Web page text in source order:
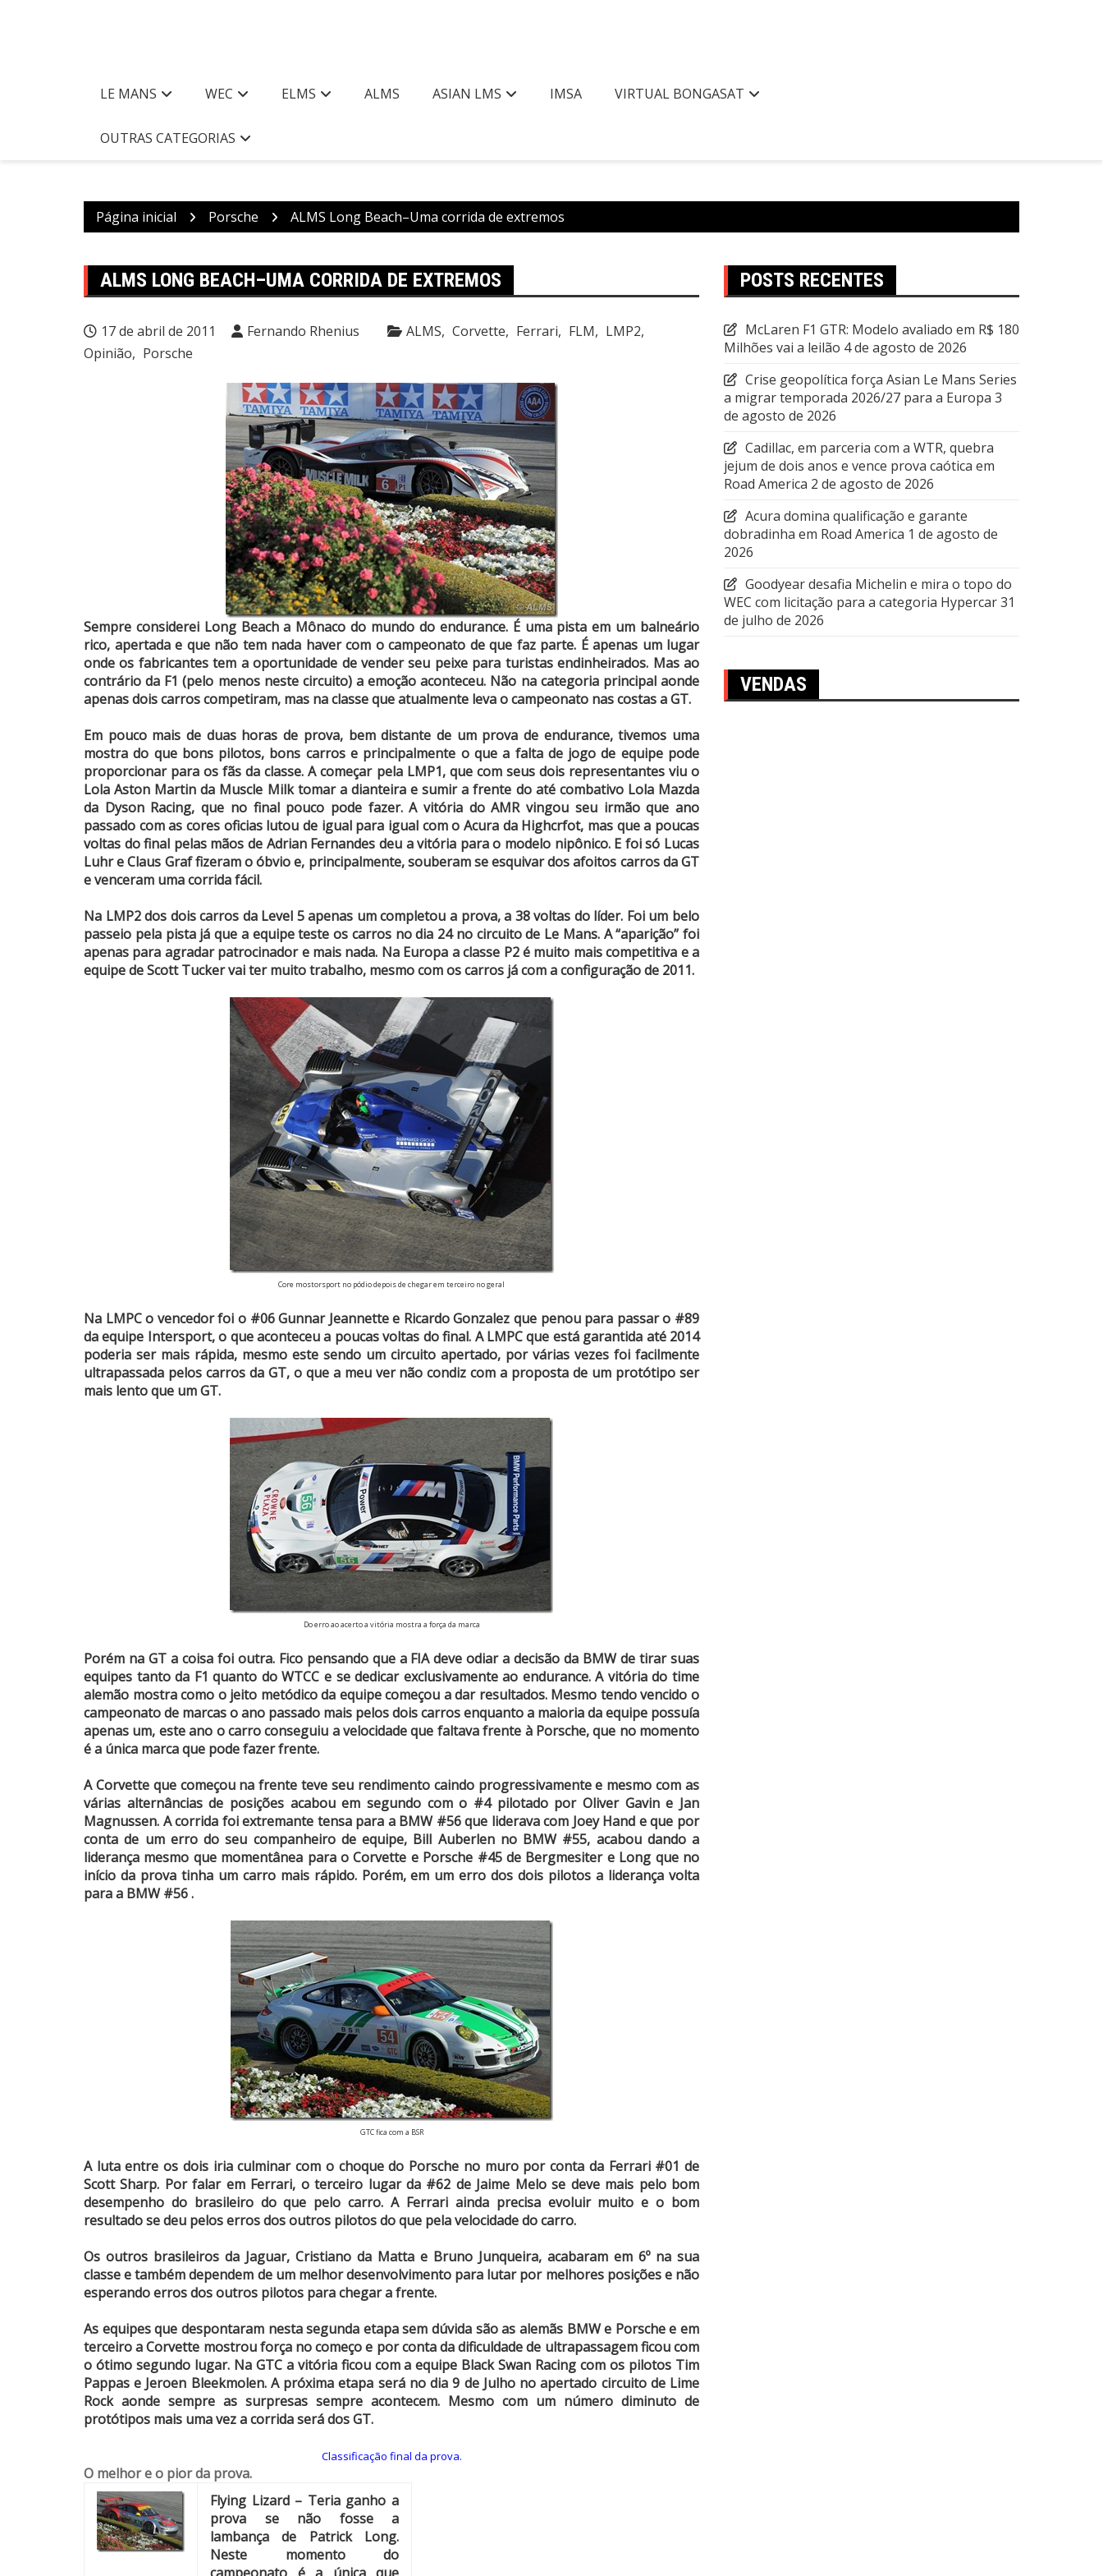
LE MANS WEC ELMS ALMS ASIAN LMS IMSA VIRTUAL BONGASAT
OUTRAS CATEGORIAS
Página inicial Porsche ALMS Long Beach–Uma corrida de extremos
ALMS LONG BEACH–UMA CORRIDA DE EXTREMOS
17 de abril de 2011 Fernando Rhenius ALMS Corvette Ferrari FLM
LMP2
Opinião
Porsche
Sempre considerei Long Beach a Mônaco do mundo do endurance. É uma pista em um balneário
rico, apertada e que não tem nada haver com o campeonato de que faz parte. É apenas um lugar
onde os fabricantes tem a oportunidade de vender seu peixe para turistas endinheirados. Mas ao
contrário da F1 (pelo menos neste circuito) a emoção aconteceu. Não na categoria principal aonde
apenas dois carros competiram, mas na classe que atualmente leva o campeonato nas costas a GT.
Em pouco mais de duas horas de prova, bem distante de um prova de endurance, tivemos uma
mostra do que bons pilotos, bons carros e principalmente o que a falta de jogo de equipe pode
proporcionar para os fãs da classe. A começar pela LMP1, que com seus dois representantes viu o
Lola Aston Martin da Muscle Milk tomar a dianteira e sumir a frente do até combativo Lola Mazda
da Dyson Racing, que no final pouco pode fazer. A vitória do AMR vingou seu irmão que ano
passado com as cores oficias lutou de igual para igual com o Acura da Highcrfot, mas que a poucas
voltas do final pelas mãos de Adrian Fernandes deu a vitória para o modelo nipônico. E foi só Lucas
Luhr e Claus Graf fizeram o óbvio e, principalmente, souberam se esquivar dos afoitos carros da GT
e venceram uma corrida fácil.
Na LMP2 dos dois carros da Level 5 apenas um completou a prova, a 38 voltas do líder. Foi um belo
passeio pela pista já que a equipe teste os carros no dia 24 no circuito de Le Mans. A “aparição” foi
apenas para agradar patrocinador e mais nada. Na Europa a classe P2 é muito mais competitiva e a
equipe de Scott Tucker vai ter muito trabalho, mesmo com os carros já com a configuração de 2011.
Core mostorsport no pódio depois de chegar em terceiro no geral
Na LMPC o vencedor foi o #06 Gunnar Jeannette e Ricardo Gonzalez que penou para passar o #89
da equipe Intersport, o que aconteceu a poucas voltas do final. A LMPC que está garantida até 2014
poderia ser mais rápida, mesmo este sendo um circuito apertado, por várias vezes foi facilmente
ultrapassada pelos carros da GT, o que a meu ver não condiz com a proposta de um protótipo ser
mais lento que um GT.
Do erro ao acerto a vitória mostra a força da marca
Porém na GT a coisa foi outra. Fico pensando que a FIA deve odiar a decisão da BMW de tirar suas
equipes tanto da F1 quanto do WTCC e se dedicar exclusivamente ao endurance. A vitória do time
alemão mostra como o jeito metódico da equipe começou a dar resultados. Mesmo tendo vencido o
campeonato de marcas o ano passado mais pelos dois carros enquanto a maioria da equipe possuía
apenas um, este ano o carro conseguiu a velocidade que faltava frente à Porsche, que no momento
é a única marca que pode fazer frente.
A Corvette que começou na frente teve seu rendimento caindo progressivamente e mesmo com as
várias alternâncias de posições acabou em segundo com o #4 pilotado por Oliver Gavin e Jan
Magnussen. A corrida foi extremante tensa para a BMW #56 que liderava com Joey Hand e que por
conta de um erro do seu companheiro de equipe, Bill Auberlen no BMW #55, acabou dando a
liderança mesmo que momentânea para o Corvette e Porsche #45 de Bergmesiter e Long que no
início da prova tinha um carro mais rápido. Porém, em um erro dos dois pilotos a liderança volta
para a BMW #56 .
GTC fica com a BSR
A luta entre os dois iria culminar com o choque do Porsche no muro por conta da Ferrari #01 de
Scott Sharp. Por falar em Ferrari, o terceiro lugar da #62 de Jaime Melo se deve mais pelo bom
desempenho do brasileiro do que pelo carro. A Ferrari ainda precisa evoluir muito e o bom
resultado se deu pelos erros dos outros pilotos do que pela velocidade do carro.
Os outros brasileiros da Jaguar, Cristiano da Matta e Bruno Junqueira, acabaram em 6º na sua
classe e também dependem de um melhor desenvolvimento para lutar por melhores posições e não
esperando erros dos outros pilotos para chegar a frente.
As equipes que despontaram nesta segunda etapa sem dúvida são as alemãs BMW e Porsche e em
terceiro a Corvette mostrou força no começo e por conta da dificuldade de ultrapassagem ficou com
o ótimo segundo lugar. Na GTC a vitória ficou com a equipe Black Swan Racing com os pilotos Tim
Pappas e Jeroen Bleekmolen. A próxima etapa será no dia 9 de Julho no apertado circuito de Lime
Rock aonde sempre as surpresas sempre acontecem. Mesmo com um número diminuto de
protótipos mais uma vez a corrida será dos GT.
Classificação final da prova.
O melhor e o pior da prova.
Flying Lizard – Teria ganho a
prova se não fosse a
lambança de Patrick Long.
Neste momento do
POSTS RECENTES
McLaren F1 GTR: Modelo avaliado em R$ 180
Milhões vai a leilão 4 de agosto de 2026
Crise geopolítica força Asian Le Mans Series
a migrar temporada 2026/27 para a Europa 3
de agosto de 2026
Cadillac, em parceria com a WTR, quebra
jejum de dois anos e vence prova caótica em
Road America 2 de agosto de 2026
Acura domina qualificação e garante
dobradinha em Road America 1 de agosto de
2026
Goodyear desafia Michelin e mira o topo do
WEC com licitação para a categoria Hypercar31
de julho de 2026
VENDAS